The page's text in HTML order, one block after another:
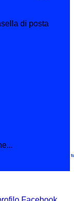
di posta
Le